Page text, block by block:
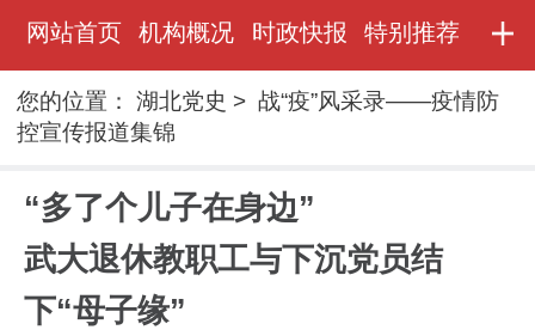
网站首页 机构概况 时政快报 特别推荐
您的位置：湖北党史 >战“疫”风采录——疫情防
控宣传报道集锦
“多了个儿子在身边”
武大退休教职工与下沉党员结
下“母子缘”